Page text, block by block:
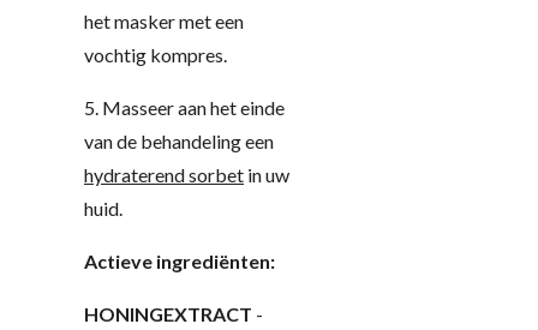
het masker met een
vochtig kompres.
5. Masseer aan het einde
van de behandeling een
hydraterend sorbet in uw
huid.
Actieve ingrediënten:
HONINGEXTRACT -